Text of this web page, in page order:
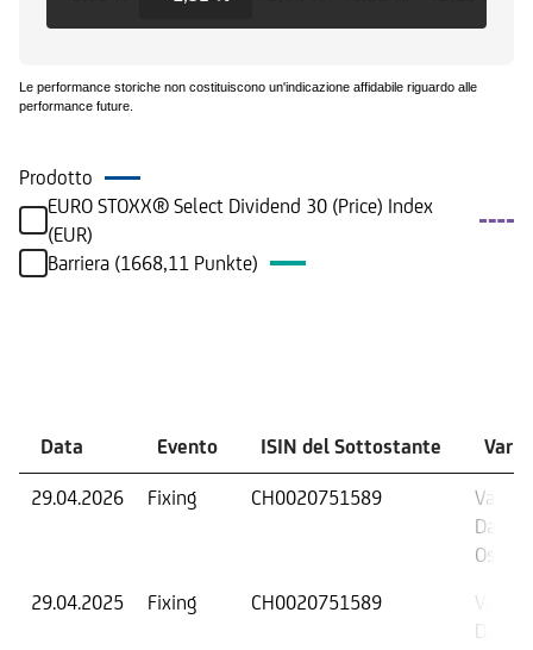
Le performance storiche non costituiscono un'indicazione affidabile riguardo alle
performance future.
Prodotto
EURO STOXX® Select Dividend 30 (Price) Index
(EUR)
Barriera (1668,11 Punkte)
Data Evento ISIN del Sottostante
29.04.2026 Fixing CH0020751589
Valore
Data di
29.04.2025
Fixing CH0020751589
Data di